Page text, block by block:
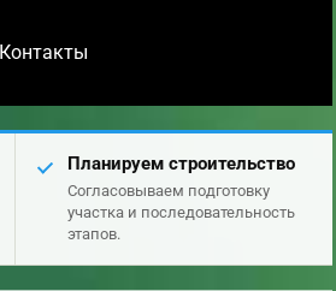
Контакты
Планируем строительство
Согласовываем подготовку
участка и последовательность
этапов.